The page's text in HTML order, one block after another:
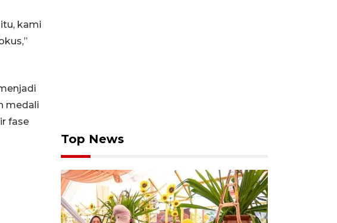
kami
medali
fase
Top News